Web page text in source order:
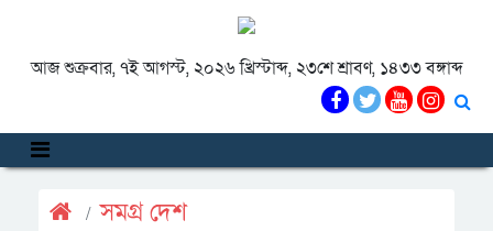
আজ শুক্রবার, ৭ই আগস্ট, ২০২৬ খ্রিস্টাব্দ, ২৩শে শ্রাবণ, ১৪৩৩ বঙ্গাব্দ
সমগ্র দেশ